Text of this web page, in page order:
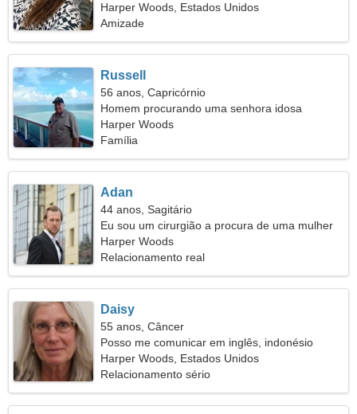
Harper Woods, Estados Unidos
Amizade
Russell
56 anos, Capricórnio
Homem procurando uma senhora idosa
Harper Woods
Família
Adan
44 anos, Sagitário
Eu sou um cirurgião a procura de uma mulher
emocional
Harper Woods
Relacionamento real
Daisy
55 anos, Câncer
Posso me comunicar em inglês, indonésio
Harper Woods, Estados Unidos
Relacionamento sério